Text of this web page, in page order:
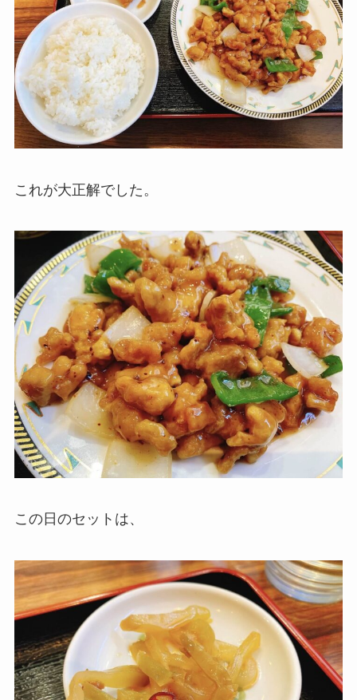
これが大正解でした。
この日のセットは、